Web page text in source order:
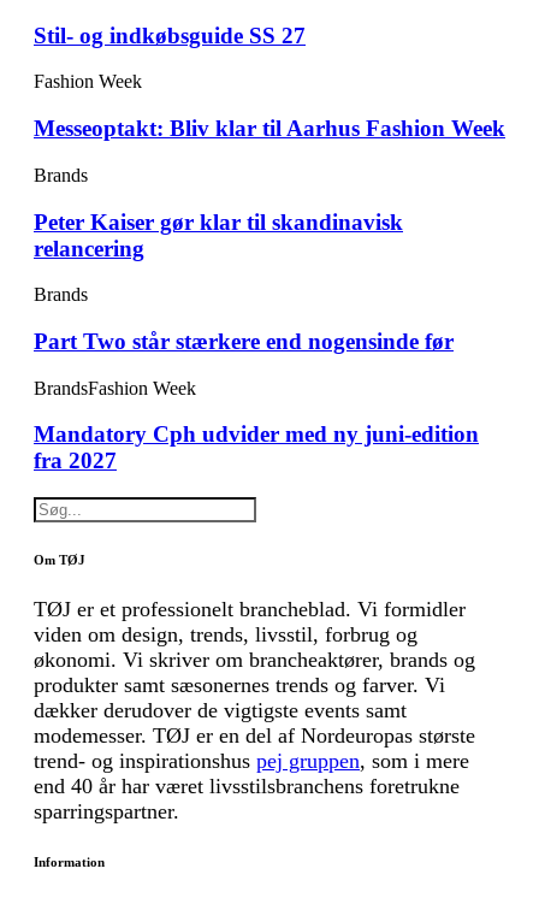
Stil- og indkøbsguide SS 27
Fashion Week
Messeoptakt: Bliv klar til Aarhus Fashion Week
Brands
Peter Kaiser gør klar til skandinavisk
relancering
Brands
Part Two står stærkere end nogensinde før
BrandsFashion Week
Mandatory Cph udvider med ny juni-edition
fra 2027
Om TØJ
TØJ er et professionelt brancheblad. Vi formidler
viden om design, trends, livsstil, forbrug og
økonomi. Vi skriver om brancheaktører, brands og
produkter samt sæsonernes trends og farver. Vi
dækker derudover de vigtigste events samt
modemesser. TØJ er en del af Nordeuropas største
trend- og inspirationshus pej gruppen, som i mere
end 40 år har været livsstilsbranchens foretrukne
sparringspartner.
Information